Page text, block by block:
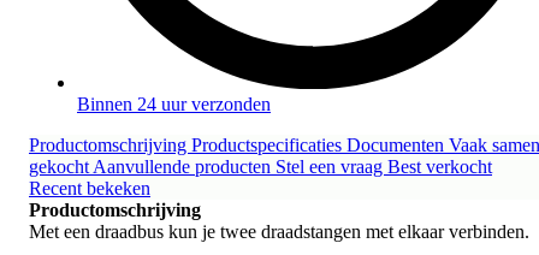
Binnen 24 uur verzonden
Productomschrijving Productspecificaties Documenten Vaak samen
gekocht Aanvullende producten Stel een vraag Best verkocht
Recent bekeken
Productomschrijving
Met een draadbus kun je twee draadstangen met elkaar verbinden.